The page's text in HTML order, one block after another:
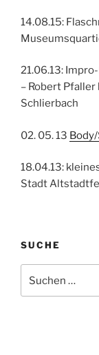
14.08.15:
21.06.13:
– Robert
Schlierbach
02. 05. 13
18.04.13:
Stadt
SUCHE
nach: